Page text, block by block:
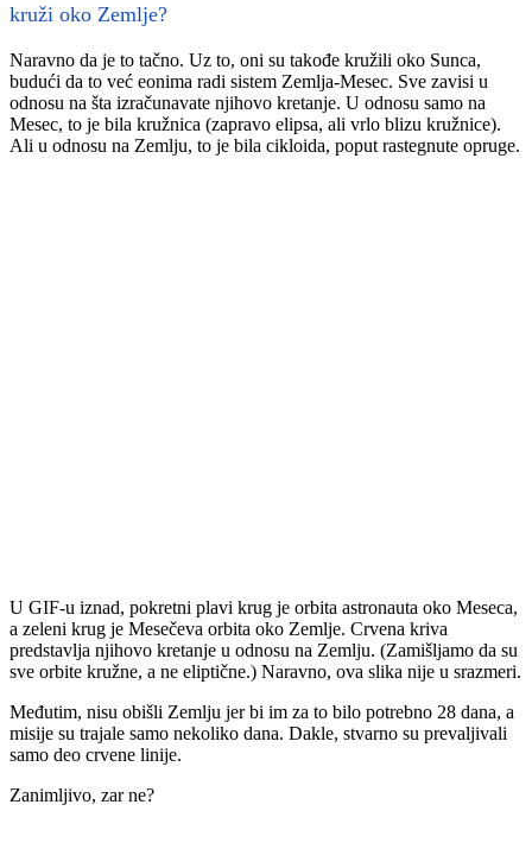
kruži oko Zemlje?
Naravno da je to tačno. Uz to, oni su takođe kružili oko Sunca,
budući da to već eonima radi sistem Zemlja-Mesec. Sve zavisi u
odnosu na šta izračunavate njihovo kretanje. U odnosu samo na
Mesec, to je bila kružnica (zapravo elipsa, ali vrlo blizu kružnice).
Ali u odnosu na Zemlju, to je bila cikloida, poput rastegnute opruge.
U GIF-u iznad, pokretni plavi krug je orbita astronauta oko Meseca,
a zeleni krug je Mesečeva orbita oko Zemlje. Crvena kriva
predstavlja njihovo kretanje u odnosu na Zemlju. (Zamišljamo da su
sve orbite kružne, a ne eliptične.) Naravno, ova slika nije u srazmeri.
Međutim, nisu obišli Zemlju jer bi im za to bilo potrebno 28 dana, a
misije su trajale samo nekoliko dana. Dakle, stvarno su prevaljivali
samo deo crvene linije.
Zanimljivo, zar ne?